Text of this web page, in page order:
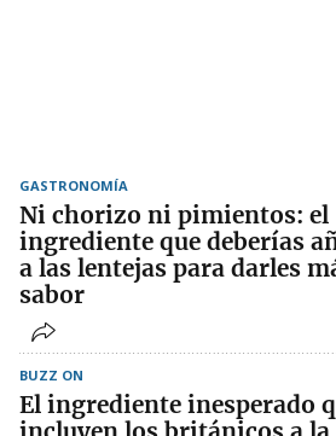
GASTRONOMÍA
Ni chorizo ni pimientos: el
ingrediente que deberías
a las lentejas para darles
sabor
BUZZ ON
El ingrediente inesperado